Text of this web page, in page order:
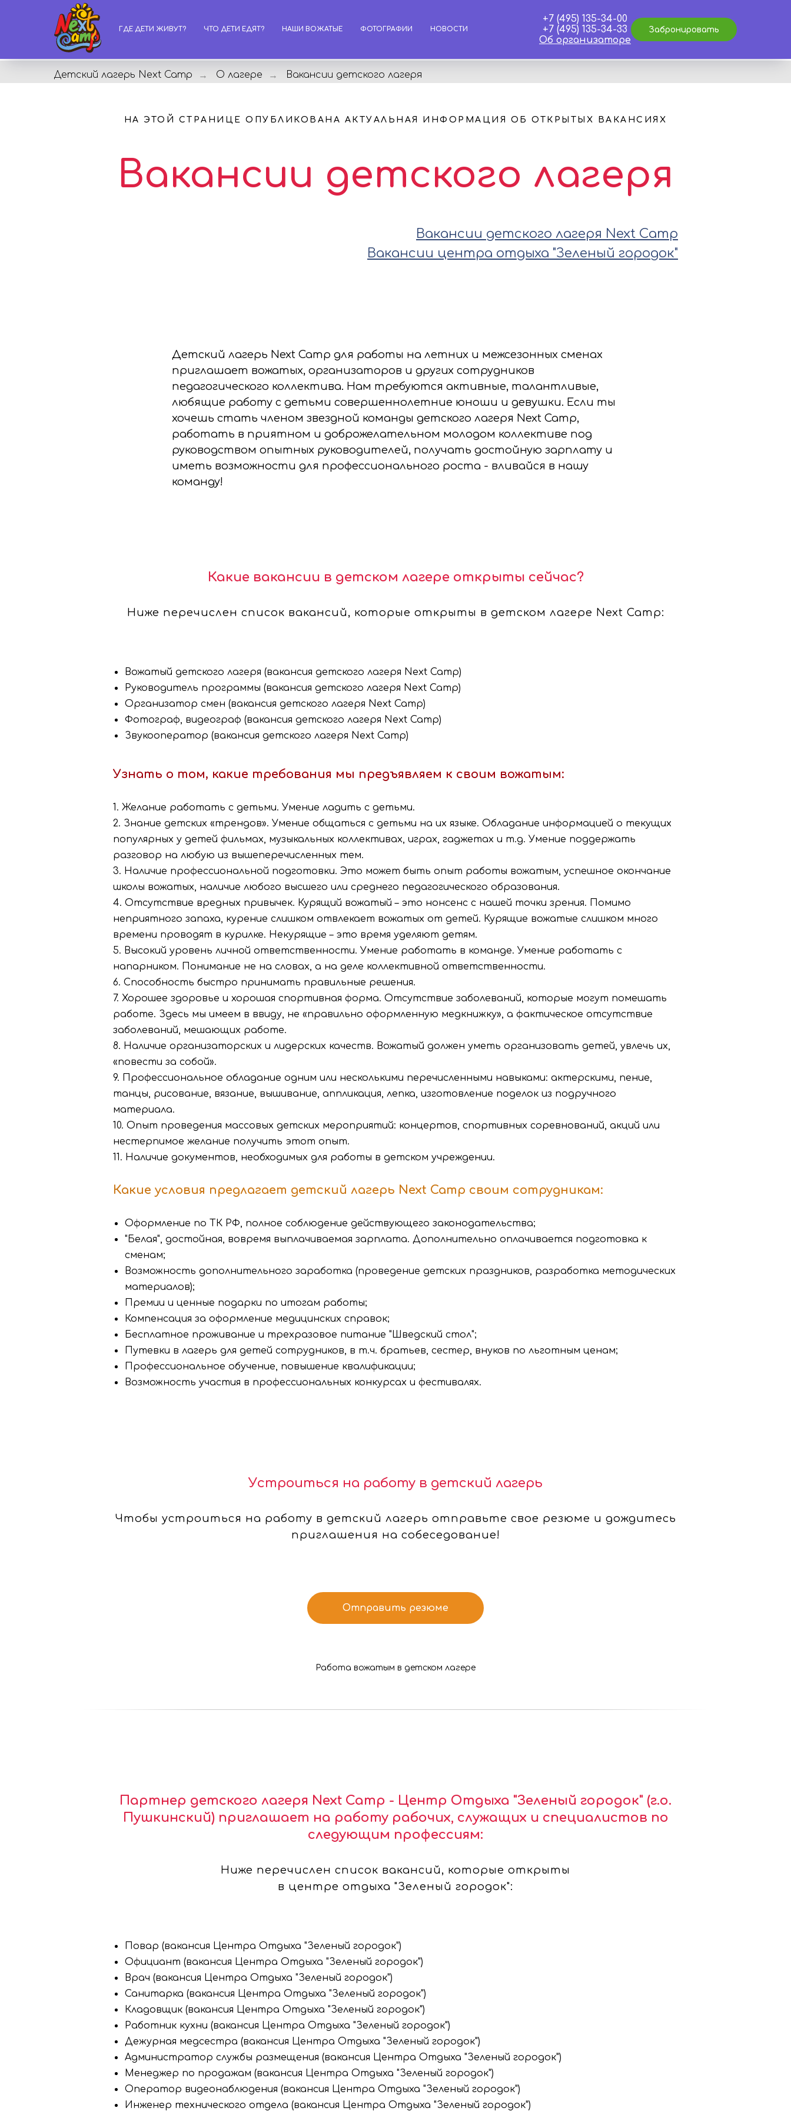
ГДЕ ДЕТИ ЖИВУТ? ЧТО ДЕТИ ЕДЯТ? НАШИ ВОЖАТЫЕ ФОТОГРАФИИ НОВОСТИ
+7 (495) 135-34-00
+7 (495) 135-34-33
Об организаторе
Забронировать
Детский лагерь Next Camp → О лагере → Вакансии детского лагеря
НА ЭТОЙ СТРАНИЦЕ ОПУБЛИКОВАНА АКТУАЛЬНАЯ ИНФОРМАЦИЯ ОБ ОТКРЫТЫХ ВАКАНСИЯХ
Вакансии детского лагеря
Вакансии детского лагеря Next Camp
Вакансии центра отдыха "Зеленый городок"
Детский лагерь Next Camp для работы на летних и межсезонных сменах
приглашает вожатых, организаторов и других сотрудников
педагогического коллектива. Нам требуются активные, талантливые,
любящие работу с детьми совершеннолетние юноши и девушки. Если ты
хочешь стать членом звездной команды детского лагеря Next Camp,
работать в приятном и доброжелательном молодом коллективе под
руководством опытных руководителей, получать достойную зарплату и
иметь возможности для профессионального роста - вливайся в нашу
команду!
Какие вакансии в детском лагере открыты сейчас?
Ниже перечислен список вакансий, которые открыты в детском лагере Next Camp:
Вожатый детского лагеря (вакансия детского лагеря Next Camp)
Руководитель программы (вакансия детского лагеря Next Camp)
Организатор смен (вакансия детского лагеря Next Camp)
Фотограф, видеограф (вакансия детского лагеря Next Camp)
Звукооператор (вакансия детского лагеря Next Camp)
Узнать о том, какие требования мы предъявляем к своим вожатым:
1. Желание работать с детьми. Умение ладить с детьми.
2. Знание детских «трендов». Умение общаться с детьми на их языке. Обладание информацией о текущих
популярных у детей фильмах, музыкальных коллективах, играх, гаджетах и т.д. Умение поддержать
разговор на любую из вышеперечисленных тем.
3. Наличие профессиональной подготовки. Это может быть опыт работы вожатым, успешное окончание
школы вожатых, наличие любого высшего или среднего педагогического образования.
4. Отсутствие вредных привычек. Курящий вожатый – это нонсенс с нашей точки зрения. Помимо
неприятного запаха, курение слишком отвлекает вожатых от детей. Курящие вожатые слишком много
времени проводят в курилке. Некурящие – это время уделяют детям.
5. Высокий уровень личной ответственности. Умение работать в команде. Умение работать с
напарником. Понимание не на словах, а на деле коллективной ответственности.
6. Способность быстро принимать правильные решения.
7. Хорошее здоровье и хорошая спортивная форма. Отсутствие заболеваний, которые могут помешать
работе. Здесь мы имеем в ввиду, не «правильно оформленную медкнижку», а фактическое отсутствие
заболеваний, мешающих работе.
8. Наличие организаторских и лидерских качеств. Вожатый должен уметь организовать детей, увлечь их,
«повести за собой».
9. Профессиональное обладание одним или несколькими перечисленными навыками: актерскими, пение,
танцы, рисование, вязание, вышивание, аппликация, лепка, изготовление поделок из подручного
материала.
10. Опыт проведения массовых детских мероприятий: концертов, спортивных соревнований, акций или
нестерпимое желание получить этот опыт.
11. Наличие документов, необходимых для работы в детском учреждении.
Какие условия предлагает детский лагерь Next Camp своим сотрудникам:
Оформление по ТК РФ, полное соблюдение действующего законодательства;
"Белая", достойная, вовремя выплачиваемая зарплата. Дополнительно оплачивается подготовка к
сменам;
Возможность дополнительного заработка (проведение детских праздников, разработка методических
материалов);
Премии и ценные подарки по итогам работы;
Компенсация за оформление медицинских справок;
Бесплатное проживание и трехразовое питание "Шведский стол";
Путевки в лагерь для детей сотрудников, в т.ч. братьев, сестер, внуков по льготным ценам;
Профессиональное обучение, повышение квалификации;
Возможность участия в профессиональных конкурсах и фестивалях.
Устроиться на работу в детский лагерь
Чтобы устроиться на работу в детский лагерь отправьте свое резюме и дождитесь
приглашения на собеседование!
Отправить резюме
Работа вожатым в детском лагере
Партнер детского лагеря Next Camp - Центр Отдыха "Зеленый городок" (г.о.
Пушкинский) приглашает на работу рабочих, служащих и специалистов по
следующим профессиям:
Ниже перечислен список вакансий, которые открыты
в центре отдыха "Зеленый городок":
Повар (вакансия Центра Отдыха "Зеленый городок")
Официант (вакансия Центра Отдыха "Зеленый городок")
Врач (вакансия Центра Отдыха "Зеленый городок")
Санитарка (вакансия Центра Отдыха "Зеленый городок")
Кладовщик (вакансия Центра Отдыха "Зеленый городок")
Работник кухни (вакансия Центра Отдыха "Зеленый городок")
Дежурная медсестра (вакансия Центра Отдыха "Зеленый городок")
Администратор службы размещения (вакансия Центра Отдыха "Зеленый городок")
Менеджер по продажам (вакансия Центра Отдыха "Зеленый городок")
Оператор видеонаблюдения (вакансия Центра Отдыха "Зеленый городок")
Инженер технического отдела (вакансия Центра Отдыха "Зеленый городок")